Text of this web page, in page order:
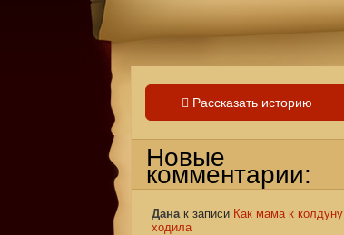
Рассказать историю
Новые
комментарии:
Данак записи Как мама к колдуну
ходила